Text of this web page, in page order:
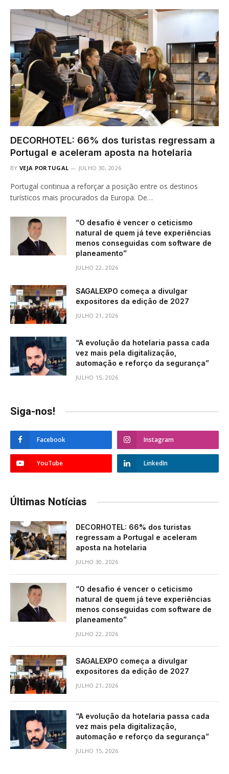
DECORHOTEL: 66% dos turistas regressam a
Portugal e aceleram aposta na hotelaria
BY VEJA PORTUGAL JULHO 30, 2026
Portugal continua a reforçar a posição entre os destinos
turísticos mais procurados da Europa. De…
“O desafio é vencer o ceticismo
natural de quem já teve experiências
menos conseguidas com software de
planeamento”
JULHO 22, 2026
SAGALEXPO começa a divulgar
expositores da edição de 2027
JULHO 21, 2026
“A evolução da hotelaria passa cada
vez mais pela digitalização,
automação e reforço da segurança”
JULHO 15, 2026
Siga-nos!
Facebook Instagram
YouTube LinkedIn
Últimas Notícias
DECORHOTEL: 66% dos turistas
regressam a Portugal e aceleram
aposta na hotelaria
JULHO 30, 2026
“O desafio é vencer o ceticismo
natural de quem já teve experiências
menos conseguidas com software de
planeamento”
JULHO 22, 2026
SAGALEXPO começa a divulgar
expositores da edição de 2027
JULHO 21, 2026
“A evolução da hotelaria passa cada
vez mais pela digitalização,
automação e reforço da segurança”
JULHO 15, 2026